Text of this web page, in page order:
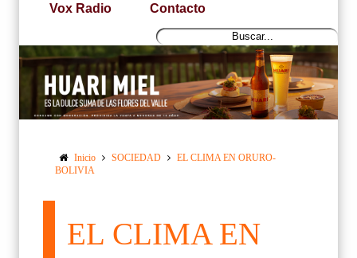
Vox Radio Contacto
Inicio SOCIEDAD
EL CLIMA EN ORURO-
BOLIVIA
EL CLIMA EN